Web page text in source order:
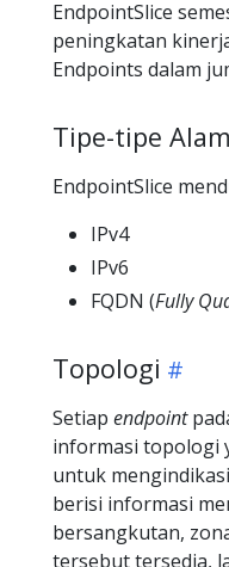
EndpointSlice
peningkatan
Endpoints dalam
Tipe-tipe
EndpointSlice
IPv4
IPv6
FQDN (Fully
Topologi
Setiap endpoint
informasi topologi
untuk
berisi informasi
bersangkutan,
tersebut tersedia,